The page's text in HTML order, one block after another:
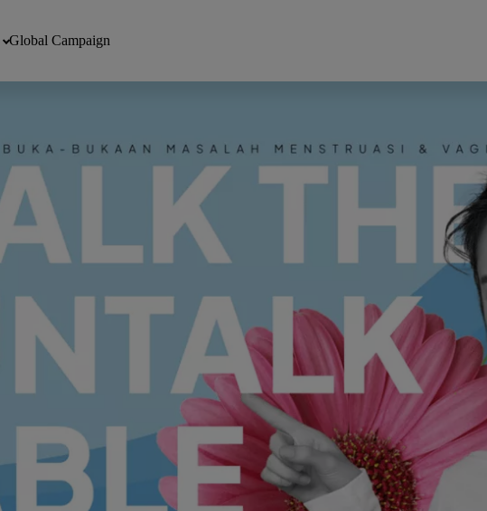
Global Campaign